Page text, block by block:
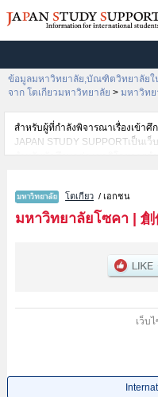
ข้อมูลมหาวิทยาลัย,บัณฑิตวิทยาลัยใ
จาก โตเกียวมหาวิทยาลัย > มหาวิทย
สำหรับผู้ที่กำลังพิจารณาเรื่องเข้า
JAPAN STUDY SUPPORTเป็น
สำหรับนักศึกษาต่างชาติโดยการด
คณะEconomicsหรือคณะ
คณะLettersหรือคณะEducationหรื
ไว้สำหรับผู้ที่ต้องการค้นหาข้อมูลก
การศึกษาระดับมหาวิทยาลัย,บัณฑิ
อาชีวศึกษากว่า 1,300 แห่งที่กำลั
โตเกียว / เอกชน
มหาวิทยาลัยโซคา| 創
เว็บ